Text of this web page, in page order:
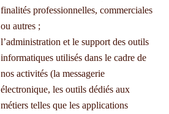
finalités professionnelles, commerciales
ou autres ;
l’administration et le support des outils
informatiques utilisés dans le cadre de
nos activités (la messagerie
électronique, les outils dédiés aux
métiers telles que les applications